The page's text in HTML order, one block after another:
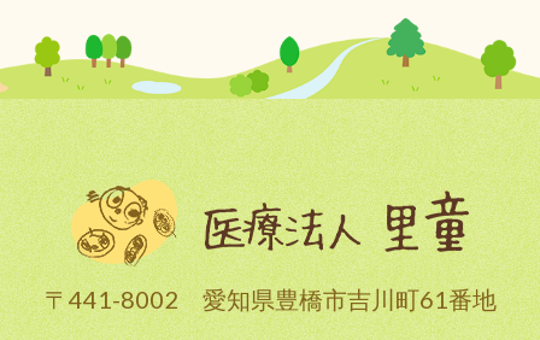
〒441-8002 愛知県豊橋市吉川町61番地